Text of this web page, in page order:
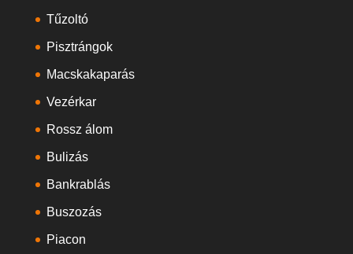
Tűzoltó
Pisztrángok
Macskakaparás
Vezérkar
Rossz álom
Bulizás
Bankrablás
Buszozás
Piacon